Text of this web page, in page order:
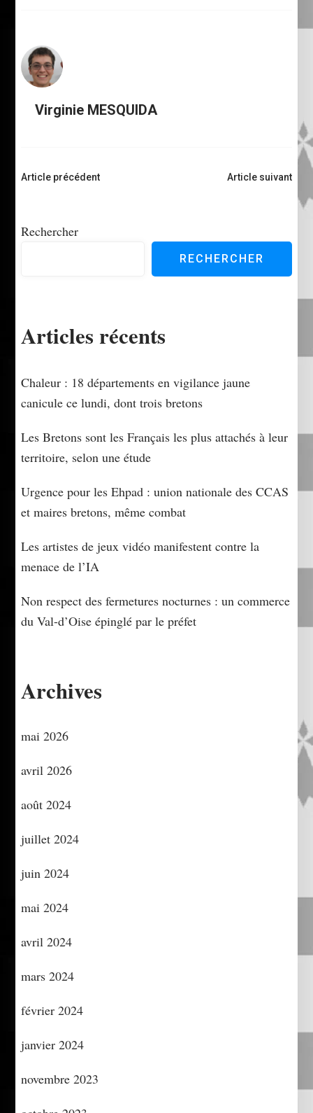
Virginie MESQUIDA
Navigation
Article précédent Article suivant
Rechercher
RECHERCHER
Articles récents
Chaleur : 18 départements en vigilance jaune
canicule ce lundi, dont trois bretons
Les Bretons sont les Français les plus attachés à leur
territoire, selon une étude
Urgence pour les Ehpad : union nationale des CCAS
et maires bretons, même combat
Les artistes de jeux vidéo manifestent contre la
menace de l’IA
Non respect des fermetures nocturnes : un commerce
du Val-d’Oise épinglé par le préfet
Archives
mai 2026
avril 2026
août 2024
juillet 2024
juin 2024
mai 2024
avril 2024
mars 2024
février 2024
janvier 2024
novembre 2023